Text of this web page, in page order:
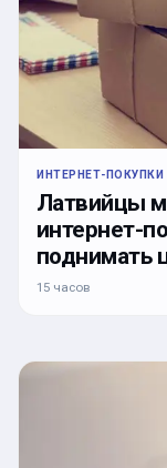
ИНТЕРНЕТ-ПОКУПКИ
Латвийцы
интернет-
поднимать
15 часов